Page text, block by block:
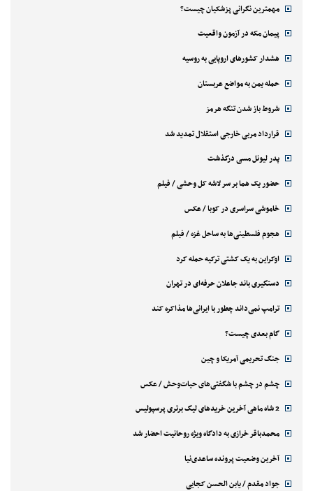
مهمترین نگرانی پزشکیان چیست؟
پیمان مکه در آزمون واقعیت
هشدار کشورهای اروپایی به روسیه
حمله یمن به مواضع عربستان
شروط باز شدن تنگه هرمز
قرارداد مربی خارجی استقلال تمدید شد
پدر لیونل مسی درگذشت
حضور یک هما بر سر لاشه‌ کل وحشی / فیلم
خاموشی سراسری در کوبا / عکس
هجوم فلسطینی‌ها به ساحل غزه / فیلم
اوکراین به یک کشتی ترکیه حمله کرد
دستگیری باند جاعلان حرفه‌ای در تهران
ترامپ نمی‌داند چطور با ایرانی‌ها مذاکره کند
گام بعدی چیست؟
جنگ تحریمی آمریکا و چین
چشم در چشم با شگفتی‌های حیات‌وحش / عکس
2 شاه ماهی آخرین خریدهای لیگ برتری پرسپولیس
محمدباقر خرازی به دادگاه ویژه روحانیت احضار شد
آخرین وضعیت پرونده ساعدی‌نیا
جواد مقدم / یابن الحسن کجایی